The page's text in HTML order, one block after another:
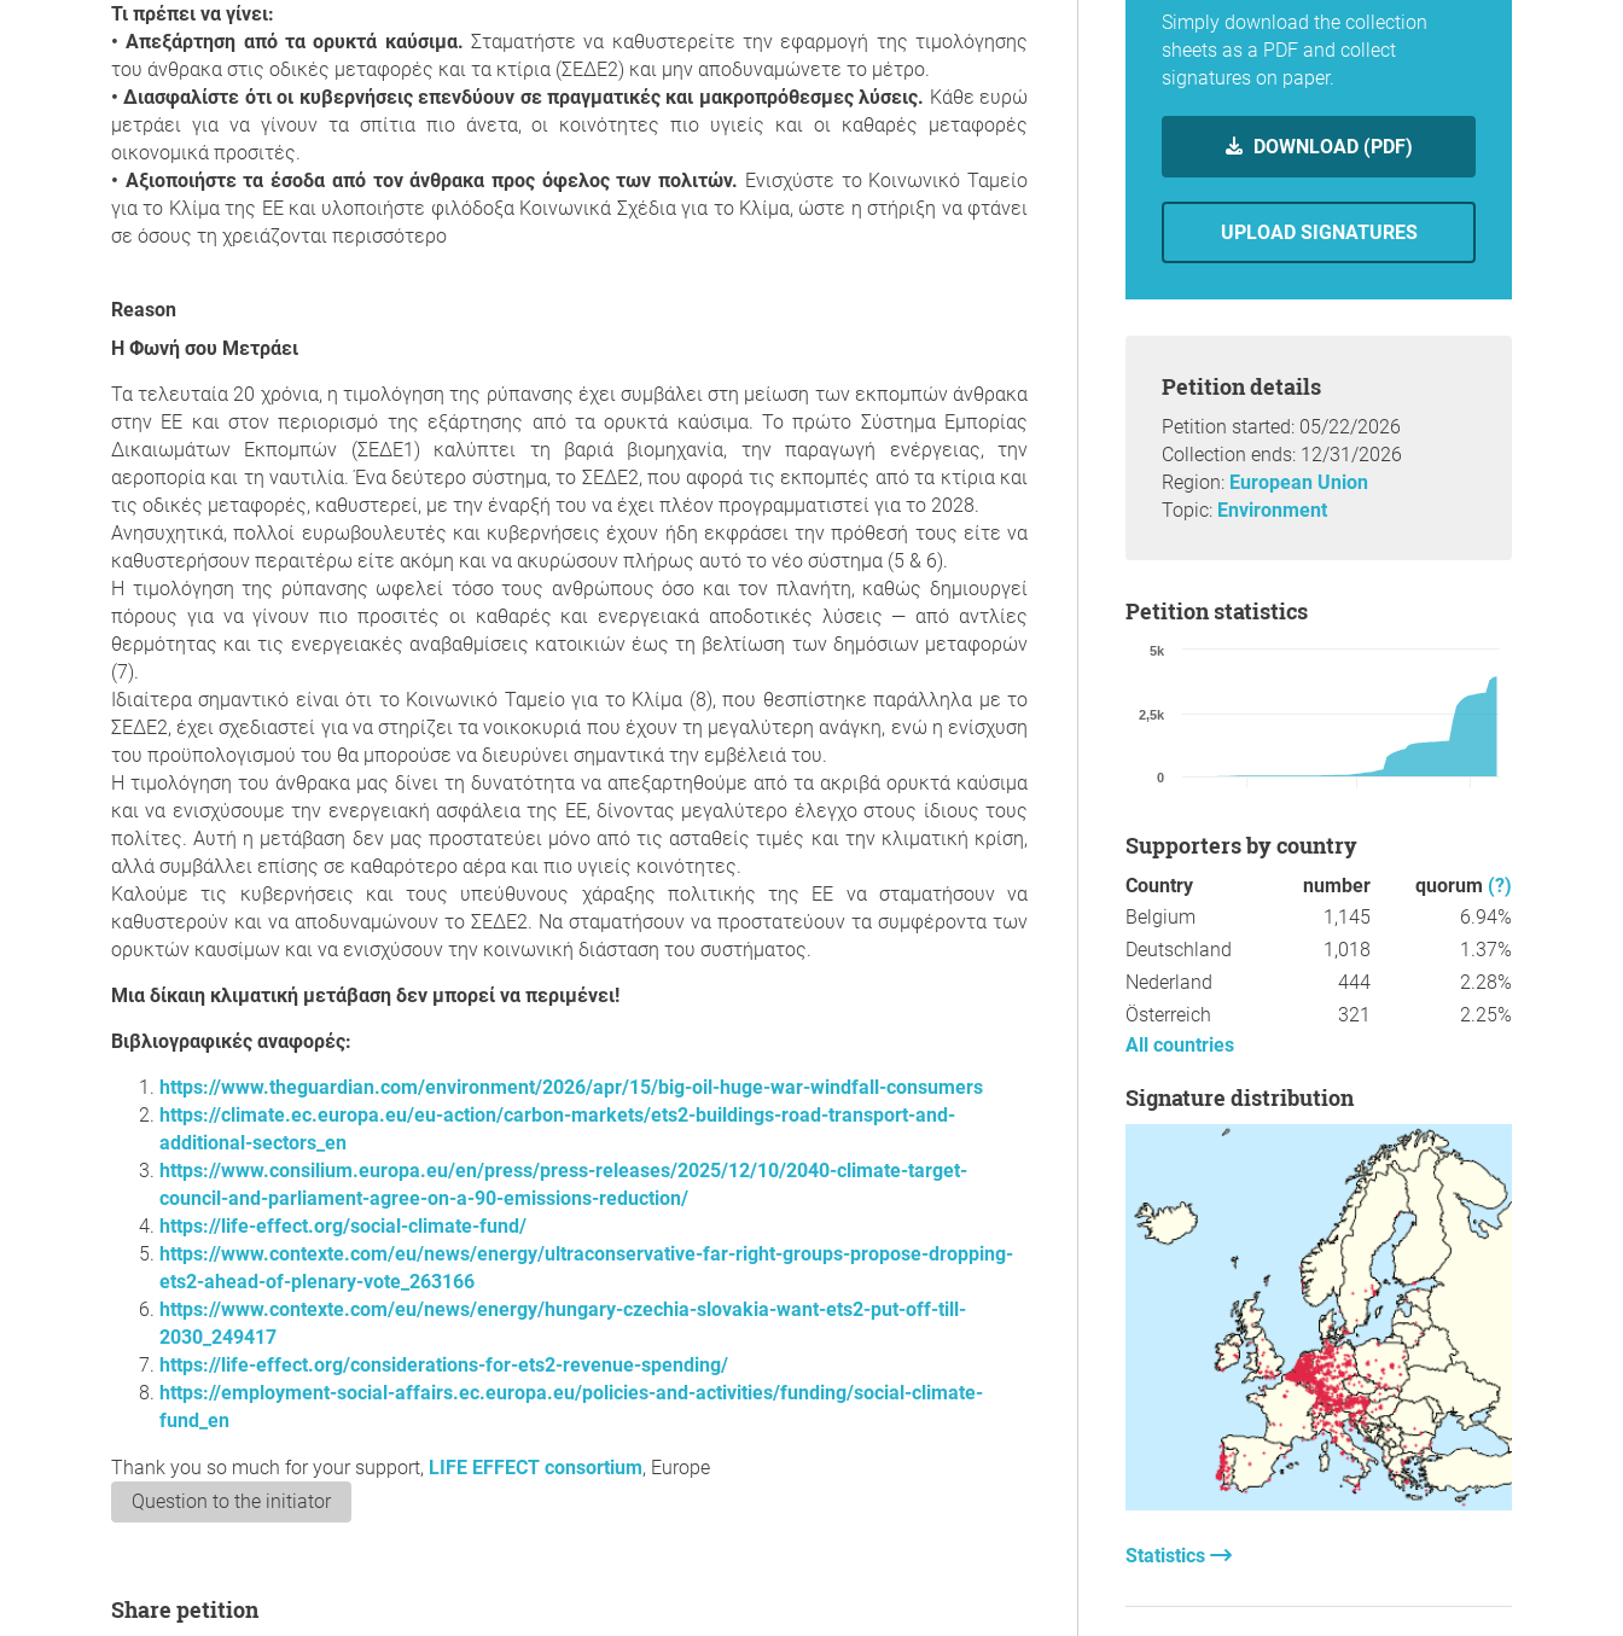
Τι πρέπει να γίνει:
• Απεξάρτηση από τα ορυκτά καύσιμα. Σταματήστε να καθυστερείτε την εφαρμογή της τιμολόγησης
του άνθρακα στις οδικές μεταφορές και τα κτίρια (ΣΕΔΕ2) και μην αποδυναμώνετε το μέτρο.
• Διασφαλίστε ότι οι κυβερνήσεις επενδύουν σε πραγματικές και μακροπρόθεσμες λύσεις. Κάθε ευρώ
μετράει για να γίνουν τα σπίτια πιο άνετα, οι κοινότητες πιο υγιείς και οι καθαρές μεταφορές
οικονομικά προσιτές.
• Αξιοποιήστε τα έσοδα από τον άνθρακα προς όφελος των πολιτών. Ενισχύστε το Κοινωνικό Ταμείο
για το Κλίμα της ΕΕ και υλοποιήστε φιλόδοξα Κοινωνικά Σχέδια για το Κλίμα, ώστε η στήριξη να φτάνει
σε όσους τη χρειάζονται περισσότερο
Reason
Η Φωνή σου Μετράει
Τα τελευταία 20 χρόνια, η τιμολόγηση της ρύπανσης έχει συμβάλει στη μείωση των εκπομπών άνθρακα
στην ΕΕ και στον περιορισμό της εξάρτησης από τα ορυκτά καύσιμα. Το πρώτο Σύστημα Εμπορίας
Δικαιωμάτων Εκπομπών (ΣΕΔΕ1) καλύπτει τη βαριά βιομηχανία, την παραγωγή ενέργειας, την
αεροπορία και τη ναυτιλία. Ένα δεύτερο σύστημα, το ΣΕΔΕ2, που αφορά τις εκπομπές από τα κτίρια και
τις οδικές μεταφορές, καθυστερεί, με την έναρξή του να έχει πλέον προγραμματιστεί για το 2028.
Ανησυχητικά, πολλοί ευρωβουλευτές και κυβερνήσεις έχουν ήδη εκφράσει την πρόθεσή τους είτε να
καθυστερήσουν περαιτέρω είτε ακόμη και να ακυρώσουν πλήρως αυτό το νέο σύστημα (5 & 6).
Η τιμολόγηση της ρύπανσης ωφελεί τόσο τους ανθρώπους όσο και τον πλανήτη, καθώς δημιουργεί
πόρους για να γίνουν πιο προσιτές οι καθαρές και ενεργειακά αποδοτικές λύσεις — από αντλίες
θερμότητας και τις ενεργειακές αναβαθμίσεις κατοικιών έως τη βελτίωση των δημόσιων μεταφορών
(7).
Ιδιαίτερα σημαντικό είναι ότι το Κοινωνικό Ταμείο για το Κλίμα (8), που θεσπίστηκε παράλληλα με το
ΣΕΔΕ2, έχει σχεδιαστεί για να στηρίζει τα νοικοκυριά που έχουν τη μεγαλύτερη ανάγκη, ενώ η ενίσχυση
του προϋπολογισμού του θα μπορούσε να διευρύνει σημαντικά την εμβέλειά του.
Η τιμολόγηση του άνθρακα μας δίνει τη δυνατότητα να απεξαρτηθούμε από τα ακριβά ορυκτά καύσιμα
και να ενισχύσουμε την ενεργειακή ασφάλεια της ΕΕ, δίνοντας μεγαλύτερο έλεγχο στους ίδιους τους
πολίτες. Αυτή η μετάβαση δεν μας προστατεύει μόνο από τις ασταθείς τιμές και την κλιματική κρίση,
αλλά συμβάλλει επίσης σε καθαρότερο αέρα και πιο υγιείς κοινότητες.
Καλούμε τις κυβερνήσεις και τους υπεύθυνους χάραξης πολιτικής της ΕΕ να σταματήσουν να
καθυστερούν και να αποδυναμώνουν το ΣΕΔΕ2. Να σταματήσουν να προστατεύουν τα συμφέροντα των
ορυκτών καυσίμων και να ενισχύσουν την κοινωνική διάσταση του συστήματος.
Μια δίκαιη κλιματική μετάβαση δεν μπορεί να περιμένει!
Βιβλιογραφικές αναφορές:
https://www.theguardian.com/environment/2026/apr/15/big-oil-huge-war-windfall-consumers
https://climate.ec.europa.eu/eu-action/carbon-markets/ets2-buildings-road-transport-and-
additional-sectors_en
https://www.consilium.europa.eu/en/press/press-releases/2025/12/10/2040-climate-target-
council-and-parliament-agree-on-a-90-emissions-reduction/
https://life-effect.org/social-climate-fund/
https://www.contexte.com/eu/news/energy/ultraconservative-far-right-groups-propose-dropping-
ets2-ahead-of-plenary-vote_263166
https://www.contexte.com/eu/news/energy/hungary-czechia-slovakia-want-ets2-put-off-till-
2030_249417
https://life-effect.org/considerations-for-ets2-revenue-spending/
https://employment-social-affairs.ec.europa.eu/policies-and-activities/funding/social-climate-
fund_en
Thank you so much for your support, LIFE EFFECT consortium, Europe
Question to the initiator
Share petition
Simply download the collection
sheets as a PDF and collect
signatures on paper.
DOWNLOAD (PDF)
UPLOAD SIGNATURES
Petition details
Petition started: 05/22/2026
Collection ends: 12/31/2026
Region: European Union
Topic: Environment
Petition statistics
0
2,5k
5k
Supporters by country
Country number quorum (?)
Belgium
1,145
6.94%
Deutschland
1,018
1.37%
Nederland
444
2.28%
Österreich
321
2.25%
All countries
Signature distribution
Statistics